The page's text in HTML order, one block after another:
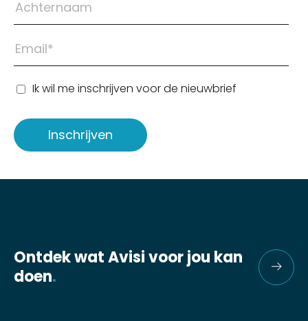
Ik wil me inschrijven voor de nieuwbrief
Ontdek wat Avisi voor jou kan
doen.